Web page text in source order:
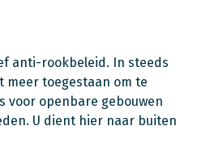
anti-rookbeleid. In steeds
meer toegestaan om te
voor openbare gebouwen
U dient hier naar buiten